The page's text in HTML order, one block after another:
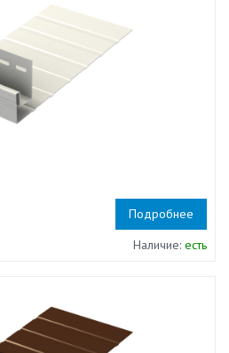
Подробнее
Наличие: есть